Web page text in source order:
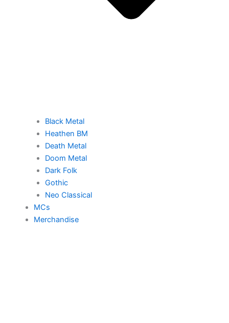
Black Metal
Heathen BM
Death Metal
Doom Metal
Dark Folk
Gothic
Neo Classical
MCs
Merchandise